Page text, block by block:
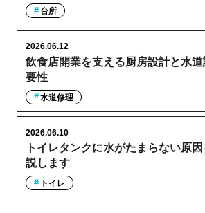
台所
飲食店開業を支える厨房設計と水
要性
2026.06.12
水道修理
トイレタンクに水がたまらない原
説します
2026.06.10
トイレ